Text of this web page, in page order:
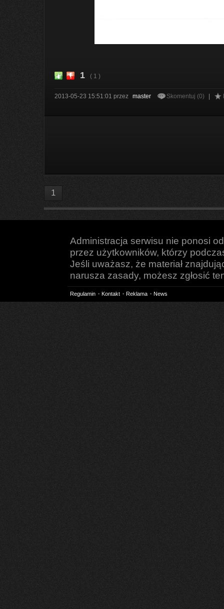
1 ( 1 )
2013-05-23 15:51:01 przez master Skomentuj (0)
1
Administracja serwisu nie ponosi
przez użytkowników, którzy
Jeśli uważasz, że materiał
narusza zasady, możesz zgłosić
Regulamin Kontakt Reklama News